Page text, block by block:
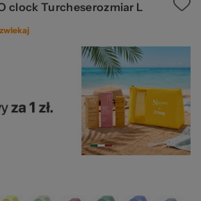
clock Turcheserozmiar L